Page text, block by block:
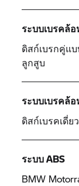
ระบบเบรคล้
ดิสก์เบรกคู่แ
ลูกสูบ
ระบบเบรคล้
ดิสก์เบรคเดี่
ระบบ ABS
BMW